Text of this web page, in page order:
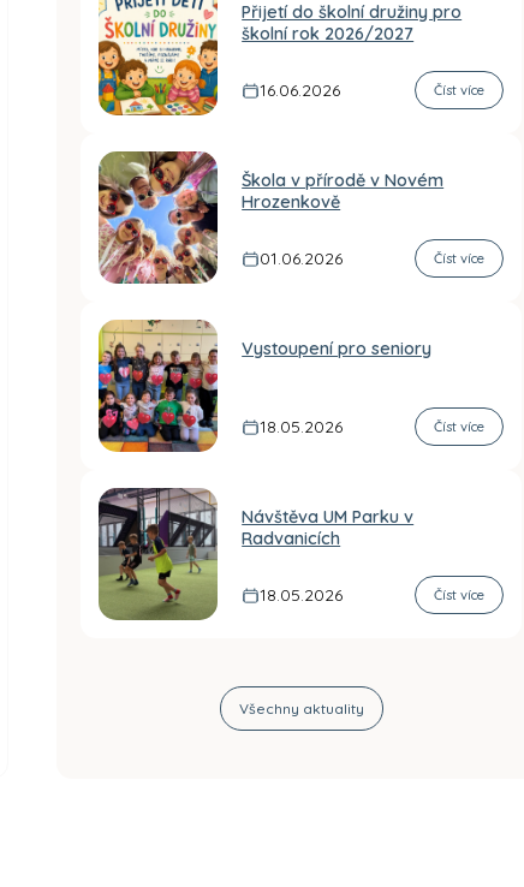
Přijetí do školní družiny pro
školní rok 2026/2027
16.06.2026 Číst více
Škola v přírodě v Novém
Hrozenkově
01.06.2026 Číst více
Vystoupení pro seniory
18.05.2026 Číst více
Návštěva UM Parku v
Radvanicích
18.05.2026 Číst více
Všechny aktuality